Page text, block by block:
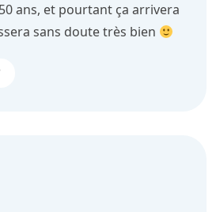
ans, et pourtant ça arrivera
sans doute très bien